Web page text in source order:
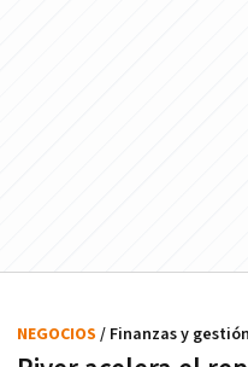
NEGOCIOS / Finanzas y gestión